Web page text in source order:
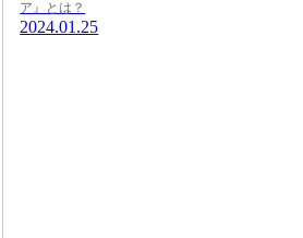
ア』とは？
2024.01.25